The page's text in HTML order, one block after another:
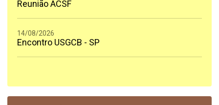
Reunião ACSF
14/08/2026
Encontro USGCB - SP